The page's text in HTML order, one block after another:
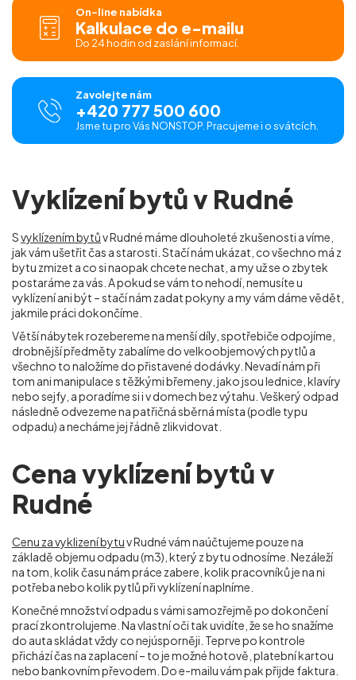
On-line nabídka
Kalkulace do e-mailu
Do 24 hodin od zaslání informací.
Zavolejte nám
+420 777 500 600
Jsme tu pro Vás NONSTOP. Pracujeme i o svátcích.
Vyklízení bytů v Rudné
Svyklízením bytův Rudné máme dlouholeté zkušenosti a víme,
jak vám ušetřit čas a starosti. Stačí nám ukázat, co všechno má z
bytu zmizet a co si naopak chcete nechat, a my už se o zbytek
postaráme za vás. A pokud se vám to nehodí, nemusíte u
vyklízení ani být – stačí nám zadat pokyny a my vám dáme vědět,
jakmile práci dokončíme.
Větší nábytek rozebereme na menší díly, spotřebiče odpojíme,
drobnější předměty zabalíme do velkoobjemových pytlů a
všechno to naložíme do přistavené dodávky. Nevadí nám při
tom ani manipulace s těžkými břemeny, jako jsou lednice, klavíry
nebo sejfy, a poradíme si i v domech bez výtahu. Veškerý odpad
následně odvezeme na patřičná sběrná místa (podle typu
odpadu) a necháme jej řádně zlikvidovat.
Cena vyklízení bytů v
Rudné
Cenu za vyklizení bytuv Rudné vám naúčtujeme pouze na
základě objemu odpadu (m3), který z bytu odnosíme. Nezáleží
na tom, kolik času nám práce zabere, kolik pracovníků je na ni
potřeba nebo kolik pytlů při vyklízení naplníme.
Konečné množství odpadu s vámi samozřejmě po dokončení
prací zkontrolujeme. Na vlastní oči tak uvidíte, že se ho snažíme
do auta skládat vždy co nejúsporněji. Teprve po kontrole
přichází čas na zaplacení – to je možné hotově, platební kartou
nebo bankovním převodem. Do e-mailu vám pak přijde faktura.